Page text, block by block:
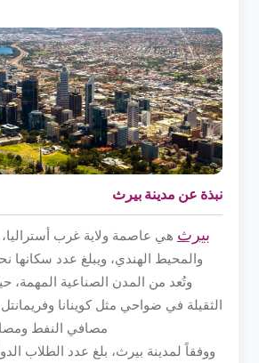
نبذة عن مدينة بيرث
بيرث هي عاصمة ولاية غرب
وتُعد من المدن الصناعية المهمة،
الثقيلة في ضواحي مثل كوينانا
مصافي النفط
ووفقاً لمدينة بيرث، بلغ عدد الطلاب